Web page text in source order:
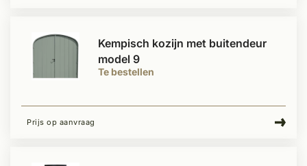
Te bestellen
Kempisch kozijn met buitendeur
model 9
Prijs op aanvraag